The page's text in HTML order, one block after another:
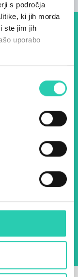
s področja
ki jih morda
ste jim jih
uporabo iz
kulture
z
za